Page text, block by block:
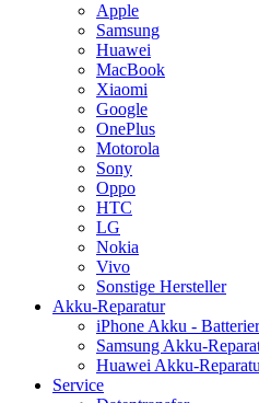
Apple
Samsung
Huawei
MacBook
Xiaomi
Google
OnePlus
Motorola
Sony
Oppo
HTC
LG
Nokia
Vivo
Sonstige Hersteller
Akku-Reparatur
iPhone Akku -
Samsung Akku-
Huawei Akku-
Service